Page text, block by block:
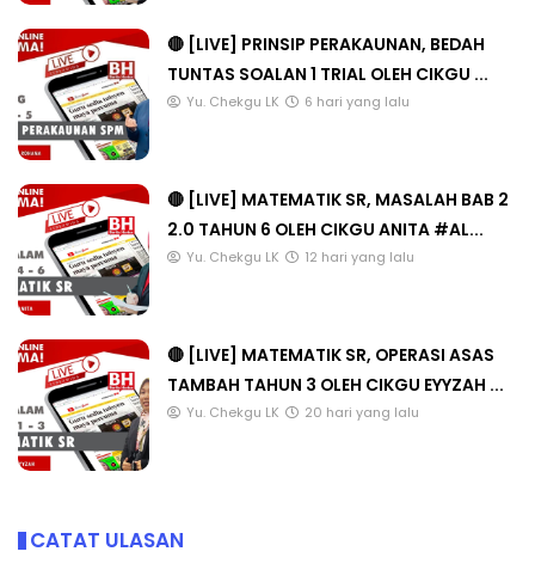
🔴 [LIVE] PRINSIP PERAKAUNAN, BEDAH
TUNTAS SOALAN 1 TRIAL OLEH CIKGU ...
Yu. Chekgu LK 6 hari yang lalu
🔴 [LIVE] MATEMATIK SR, MASALAH BAB 2
2.0 TAHUN 6 OLEH CIKGU ANITA #AL...
Yu. Chekgu LK 12 hari yang lalu
🔴 [LIVE] MATEMATIK SR, OPERASI ASAS
TAMBAH TAHUN 3 OLEH CIKGU EYYZAH ...
Yu. Chekgu LK 20 hari yang lalu
CATAT ULASAN